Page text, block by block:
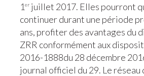
1 er juillet 2017. Elles pourront
continuer durant une période
ans, profiter des avantages du
ZRR conformément aux
2016-1888du 28 décembre
journal officiel du 29. Le réseau